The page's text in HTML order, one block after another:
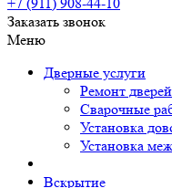
Заказать звонок
Меню
Дверные услуги
Ремонт дверей
Сварочные
Установка
Установка
Вскрытие